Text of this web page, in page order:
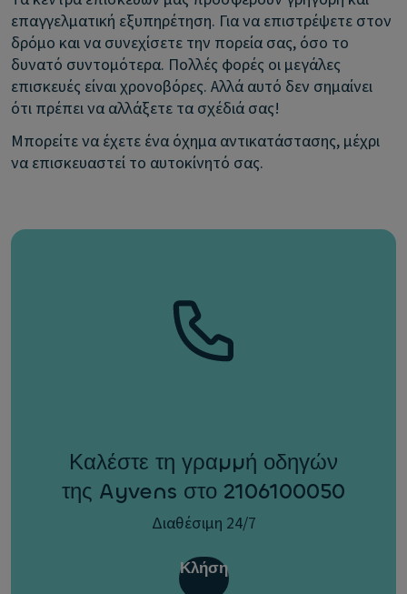
επαγγελματική εξυπηρέτηση. Για να επιστρέψετε στον
δρόμο και να συνεχίσετε την πορεία σας, όσο το
δυνατό συντομότερα. Πολλές φορές οι μεγάλες
επισκευές είναι χρονοβόρες. Αλλά αυτό δεν σημαίνει
ότι πρέπει να αλλάξετε τα σχέδιά σας!
Μπορείτε να έχετε ένα όχημα αντικατάστασης, μέχρι
να επισκευαστεί το αυτοκίνητό σας.
Καλέστε τη γραμμή οδηγών
της Ayvens στο 2106100050
Διαθέσιμη 24/7
Κλήση